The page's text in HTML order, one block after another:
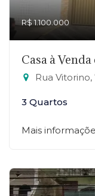
R$ 1.100.000
Casa à
Rua
3 Quartos
Mais